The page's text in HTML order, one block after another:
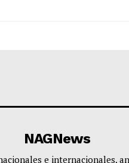
NAGNews
e internacionales,